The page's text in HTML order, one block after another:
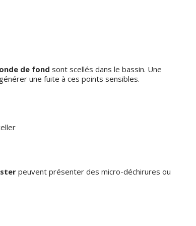
de fond sont scellés dans le bassin. Une
une fuite à ces points sensibles.
peuvent présenter des micro-déchirures ou